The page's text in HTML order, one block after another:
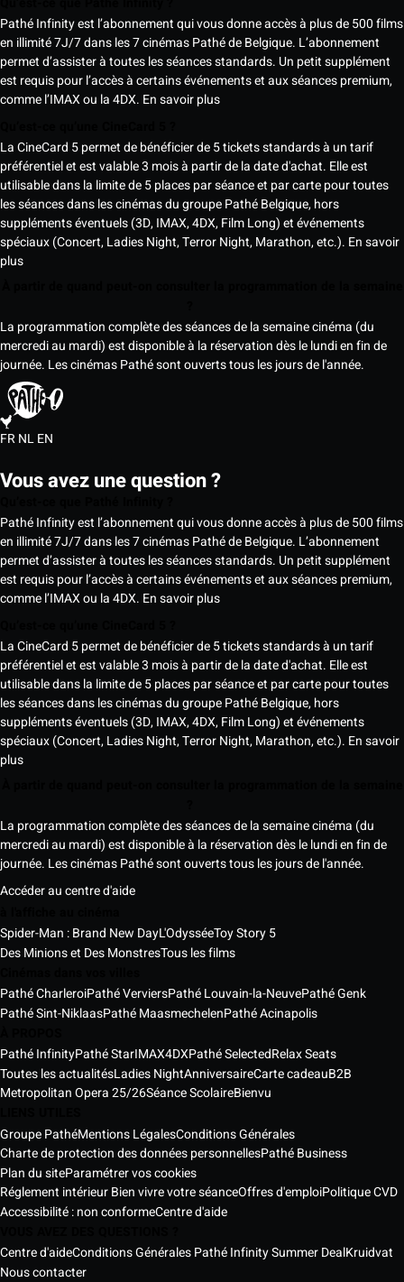
Pathé Infinity est l’abonnement qui vous donne accès à plus de 500 films
en illimité 7J/7 dans les 7 cinémas Pathé de Belgique. L’abonnement
permet d’assister à toutes les séances standards. Un petit supplément
est requis pour l’accès à certains événements et aux séances premium,
comme l’IMAX ou la 4DX. En savoir plus
La CineCard 5 permet de bénéficier de 5 tickets standards à un tarif
préférentiel et est valable 3 mois à partir de la date d'achat. Elle est
utilisable dans la limite de 5 places par séance et par carte pour toutes
les séances dans les cinémas du groupe Pathé Belgique, hors
suppléments éventuels (3D, IMAX, 4DX, Film Long) et événements
spéciaux (Concert, Ladies Night, Terror Night, Marathon, etc.). En savoir
plus
La programmation complète des séances de la semaine cinéma (du
mercredi au mardi) est disponible à la réservation dès le lundi en fin de
journée. Les cinémas Pathé sont ouverts tous les jours de l'année.
FRNLEN
Vous avez une question ?
Pathé Infinity est l’abonnement qui vous donne accès à plus de 500 films
en illimité 7J/7 dans les 7 cinémas Pathé de Belgique. L’abonnement
permet d’assister à toutes les séances standards. Un petit supplément
est requis pour l’accès à certains événements et aux séances premium,
comme l’IMAX ou la 4DX. En savoir plus
La CineCard 5 permet de bénéficier de 5 tickets standards à un tarif
préférentiel et est valable 3 mois à partir de la date d'achat. Elle est
utilisable dans la limite de 5 places par séance et par carte pour toutes
les séances dans les cinémas du groupe Pathé Belgique, hors
suppléments éventuels (3D, IMAX, 4DX, Film Long) et événements
spéciaux (Concert, Ladies Night, Terror Night, Marathon, etc.). En savoir
plus
La programmation complète des séances de la semaine cinéma (du
mercredi au mardi) est disponible à la réservation dès le lundi en fin de
journée. Les cinémas Pathé sont ouverts tous les jours de l'année.
Accéder au centre d'aide
Spider-Man : Brand New DayL'OdysséeToy Story 5
Des Minions et Des MonstresTous les films
Pathé CharleroiPathé VerviersPathé Louvain-la-NeuvePathé Genk
Pathé Sint-NiklaasPathé MaasmechelenPathé Acinapolis
Pathé InfinityPathé StarIMAX4DXPathé SelectedRelax Seats
Toutes les actualitésLadies NightAnniversaireCarte cadeauB2B
Metropolitan Opera 25/26Séance ScolaireBienvu
Groupe PathéMentions LégalesConditions Générales
Charte de protection des données personnellesPathé Business
Plan du siteParamétrer vos cookies
Réglement intérieur Bien vivre votre séanceOffres d'emploiPolitique CVD
Accessibilité : non conformeCentre d'aide
Centre d'aideConditions Générales Pathé Infinity Summer DealKruidvat
Nous contacter